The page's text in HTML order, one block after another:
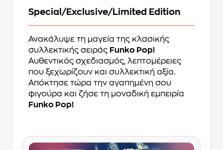
Special/Exclusive/Limited Edition
Ανακάλυψε τη μαγεία της κλασικής
συλλεκτικής σειράς Funko Pop!
Αυθεντικός σχεδιασμός, λεπτομέρειες
που ξεχωρίζουν και συλλεκτική αξία.
Απόκτησε τώρα την αγαπημένη σου
φιγούρα και ζήσε τη μοναδική εμπειρία
Funko Pop!